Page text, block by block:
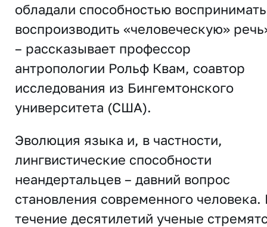
обладали способностью
воспроизводить «человеческую»
– рассказывает профессор
антропологии Рольф Квам, соавтор
исследования из Бингемтонского
университета (США).
Эволюция языка и, в частности,
лингвистические способности
неандертальцев – давний вопрос
становления современного человека.
течение десятилетий ученые